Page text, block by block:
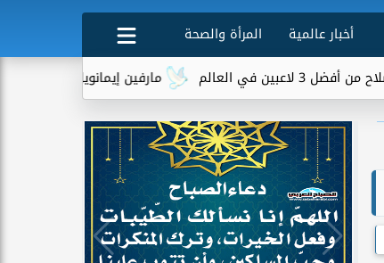
أخبار عالمية
المرأة والصحة
مارفين إيمانويل.. سائق توصيل وعامل